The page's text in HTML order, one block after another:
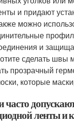
и придают
можно
и
сделать швы
прозрачный
которые
ленты и